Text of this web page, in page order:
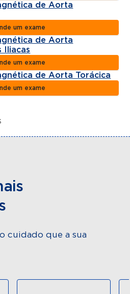
de Aorta
um exame
de Aorta
Iliacas
um exame
de Aorta Torácica
um exame
cuidado que a sua